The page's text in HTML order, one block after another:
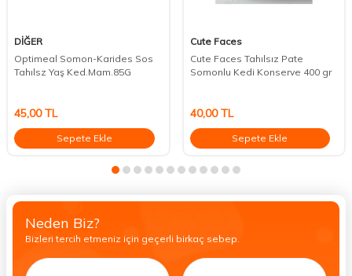
DİĞER
Optimeal Somon-Karides Sos
Tahılsz Yaş Ked.Mam.85G
45,00TL
Sepete Ekle
Cute Faces
Cute Faces Tahılsız Pate
Somonlu Kedi Konserve 400 gr
40,00TL
Sepete Ekle
Neden Biz?
Bizleri tercih etmeniz için geçerli birkaç sebep.